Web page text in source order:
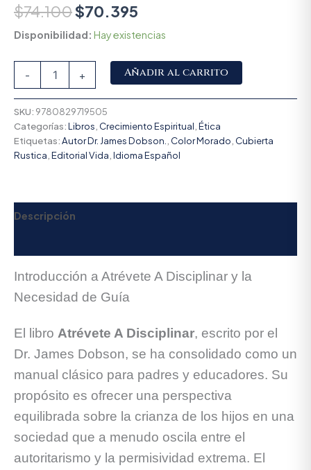
$74.100$70.395
Disponibilidad: Hay existencias
- + Añadir al carrito
SKU: 9780829719505
Categorías:Libros Crecimiento Espiritual Ética
Etiquetas:Autor Dr. James Dobson. Color Morado Cubierta
Rustica Editorial Vida Idioma Español
Descripción
Introducción a Atrévete A Disciplinar y la
Necesidad de Guía
El libro Atrévete A Disciplinar, escrito por el
Dr. James Dobson, se ha consolidado como un
manual clásico para padres y educadores. Su
propósito es ofrecer una perspectiva
equilibrada sobre la crianza de los hijos en una
sociedad que a menudo oscila entre el
autoritarismo y la permisividad extrema. El